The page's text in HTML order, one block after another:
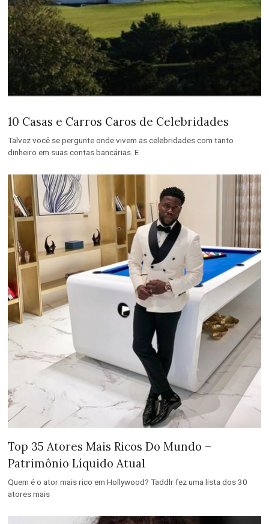
10 Casas e Carros Caros de Celebridades
Talvez você se pergunte onde vivem as celebridades com tanto
dinheiro em suas contas bancárias. E
Top 35 Atores Mais Ricos Do Mundo –
Patrimônio Líquido Atual
Quem é o ator mais rico em Hollywood? Taddlr fez uma lista dos 30
atores mais